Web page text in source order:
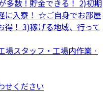
多数！貯金できる！ 2)初期
に入寮！ ☆ご自身でお部屋
得！ 3)稼げる地域、行って
場スタッフ・工場内作業 ·
せください